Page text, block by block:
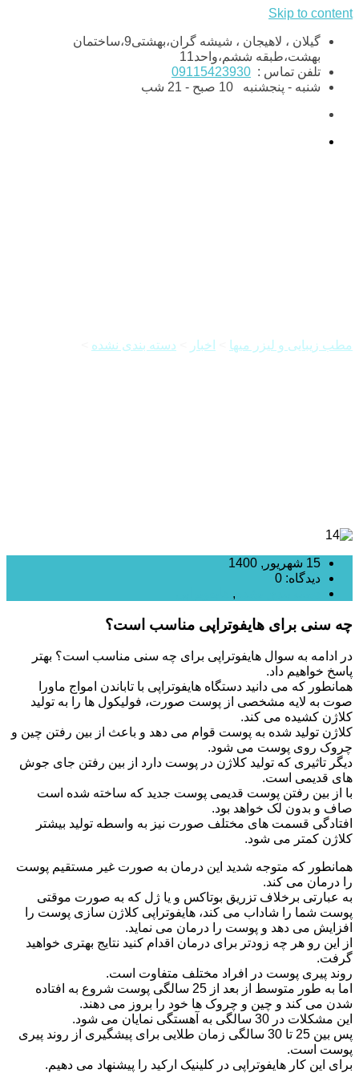
Skip to content
گیلان ، لاهیجان ، شیشه گران،بهشتی9،ساختمان
بهشت،طبقه ششم،واحد11
تلفن تماس : 09115423930
شنبه - پنجشنبه
مطب زیبایی و لیزر میها اخبار دسته بندی نشده
15 شهریور, 1400
دیدگاه: 0
,
چه سنی برای هایفوتراپی مناسب است؟
در ادامه به سوال هایفوتراپی برای چه سنی مناسب است؟ بهتر
پاسخ خواهیم داد.
همانطور که می دانید دستگاه هایفوتراپی با تاباندن امواج ماورا
صوت به لایه مشخصی از پوست صورت، فولیکول ها را به تولید
کلاژن کشیده می کند.
کلاژن تولید شده به پوست قوام می دهد و باعث از بین رفتن چین و
چروک روی پوست می شود.
دیگر تاثیری که تولید کلاژن در پوست دارد از بین رفتن جای جوش
های قدیمی است.
با از بین رفتن پوست قدیمی پوست جدید که ساخته شده است
صاف و بدون لک خواهد بود.
افتادگی قسمت های مختلف صورت نیز به واسطه تولید بیشتر
کلاژن کمتر می شود.
همانطور که متوجه شدید این درمان به صورت غیر مستقیم پوست
را درمان می کند.
به عبارتی برخلاف تزریق بوتاکس و یا ژل که به صورت موقتی
پوست شما را شاداب می کند، هایفوتراپی کلاژن سازی پوست را
افزایش می دهد و پوست را درمان می نماید.
از این رو هر چه زودتر برای درمان اقدام کنید نتایج بهتری خواهید
گرفت.
روند پیری پوست در افراد مختلف متفاوت است.
اما به طور متوسط از بعد از 25 سالگی پوست شروع به افتاده
شدن می کند و چین و چروک ها خود را بروز می دهند.
این مشکلات در 30 سالگی به آهستگی نمایان می شود.
پس بین 25 تا 30 سالگی زمان طلایی برای پیشگیری از روند پیری
پوست است.
برای این کار هایفوتراپی در کلینیک ارکید را پیشنهاد می دهیم.